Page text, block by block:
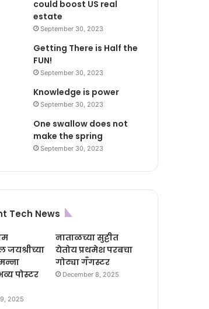
could boost US real
estate
September 30, 2023
Getting There is Half the
FUN!
September 30, 2023
Knowledge is power
September 30, 2023
One swallow does not
make the spring
September 30, 2023
Tech News
जयश्रीच्या
पोस्टर
2025
नाताळच्या सुट्टीत
येतोय प्रथमेश परबचा
गोट्या गँगस्टर
December 8, 2025